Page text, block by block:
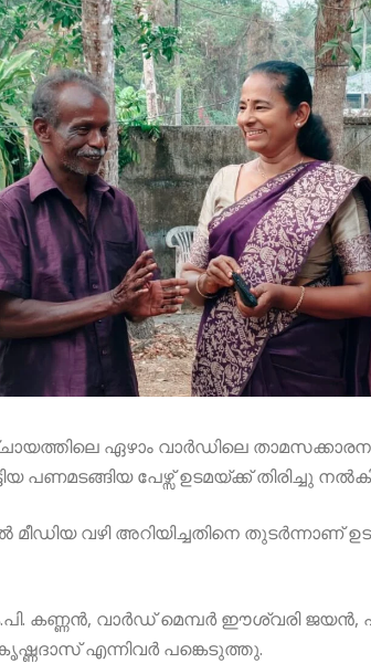
ഏഴാം വാർഡിലെ
പണമടങ്ങിയ പേഴ്സ് ഉടമയ്ക്ക് തിരിച്ചു
മീഡിയ വഴി അറിയിച്ചതിനെ തുടർന്നാണ്
കണ്ണൻ, വാർഡ് മെമ്പർ ഈശ്വരി ജയൻ,
എന്നിവർ പങ്കെടുത്തു.